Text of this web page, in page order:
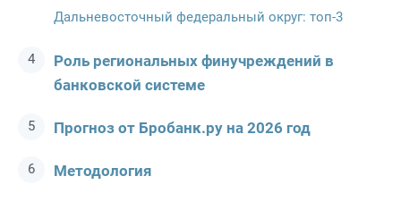
Дальневосточный федеральный округ: топ-3
Роль региональных финучреждений в
банковской системе
Прогноз от Бробанк.ру на 2026 год
Методология